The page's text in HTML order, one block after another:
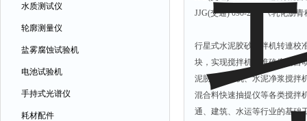
水质测试仪
轮廓测量仪
盐雾腐蚀试验机
电池试验机
手持式光谱仪
耗材配件
JJG(交通) 090-2009《乳化沥
行星式水泥胶砂搅拌机转連校
块，实现搅拌机高准确度的自
泥胁砂搅拌机、水泥净浆搅拌
混合料快速抽提仪等各类搅拌
通、建筑、水运等行业的基础